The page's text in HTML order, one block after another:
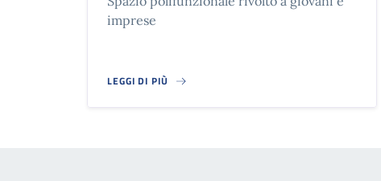
imprese
LEGGI DI PIÙ
HUB STAZIONE MEDICINA